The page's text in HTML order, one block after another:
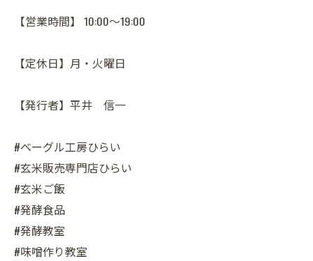
【営業時間】 10:00～19:00
【定休日】月・火曜日
【発行者】平井 信一
#ベーグル工房ひらい
#玄米販売専門店ひらい
#玄米ご飯
#発酵食品
#発酵教室
#味噌作り教室